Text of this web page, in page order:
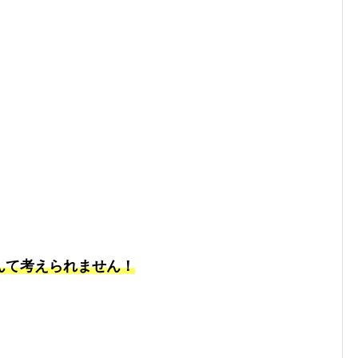
考えられません！